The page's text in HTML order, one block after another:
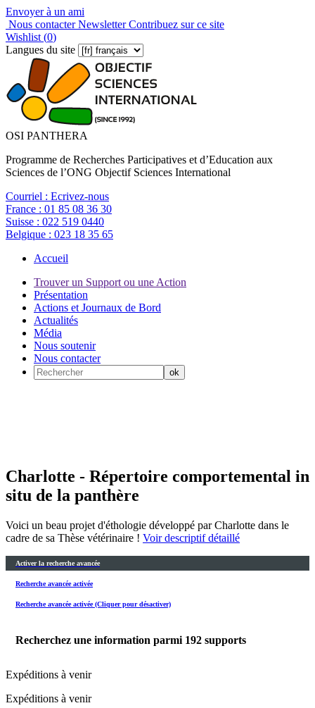
Envoyer à un ami
Nous contacterNewsletterContribuez sur ce site
Wishlist (0)
Langues du site
OSI PANTHERA
Programme de Recherches Participatives et d’Education aux
Sciences de l’ONG Objectif Sciences International
Courriel : Ecrivez-nous
France : 01 85 08 36 30
Suisse : 022 519 0440
Belgique : 023 18 35 65
Accueil
Trouver un Support ou une Action
Présentation
Actions et Journaux de Bord
Actualités
Média
Nous soutenir
Nous contacter
Charlotte - Répertoire comportemental in
situ de la panthère
Voici un beau projet d'éthologie développé par Charlotte dans le
cadre de sa Thèse vétérinaire ! Voir descriptif détaillé
Activer la recherche avancée
Recherche avancée activée
Recherche avancée activée (Cliquer pour désactiver)
Recherchez une information parmi 192 supports
Expéditions à venir
Expéditions à venir